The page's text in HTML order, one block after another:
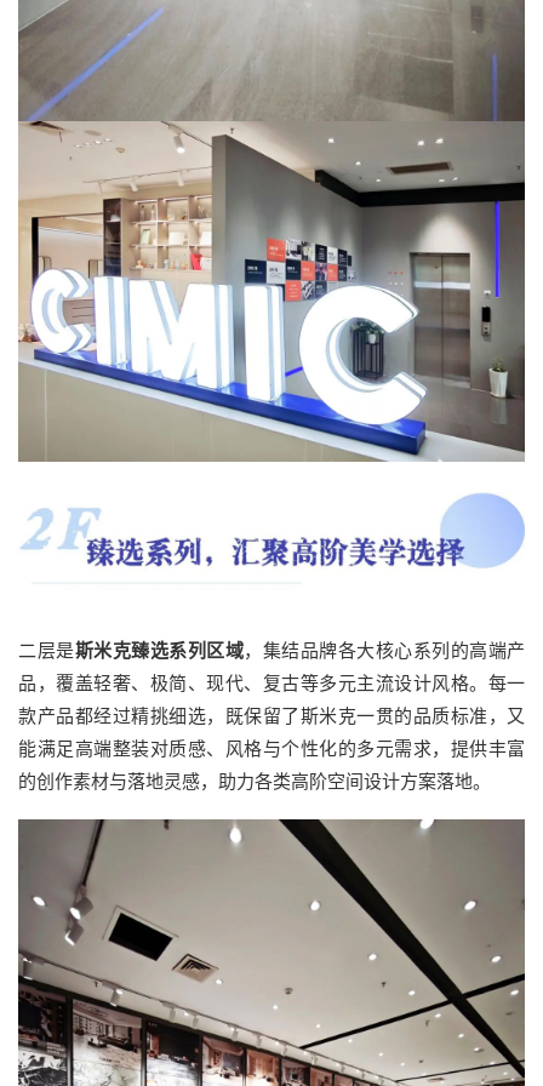
二层是斯米克臻选系列区域，集结品牌各大核心系列的高端产
品，覆盖轻奢、极简、现代、复古等多元主流设计风格。每一
款产品都经过精挑细选，既保留了斯米克一贯的品质标准，又
能满足高端整装对质感、风格与个性化的多元需求，提供丰富
的创作素材与落地灵感，助力各类高阶空间设计方案落地。